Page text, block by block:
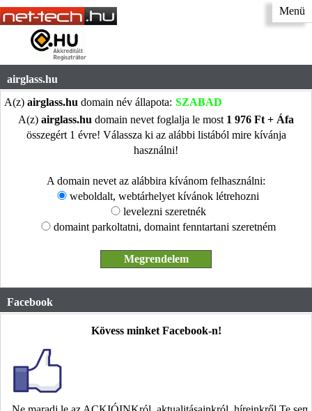
Menü
airglass.hu
A(z) airglass.hu domain név állapota: SZABAD
A(z) airglass.hu domain nevet foglalja le most 1 976 Ft + Áfa
összegért 1 évre! Válassza ki az alábbi listából mire kívánja
használni!
A domain nevet az alábbira kívánom felhasználni:
weboldalt, webtárhelyet kívánok létrehozni
levelezni szeretnék
domaint parkoltatni, domaint fenntartani szeretném
Facebook
Kövess minket Facebook-n!